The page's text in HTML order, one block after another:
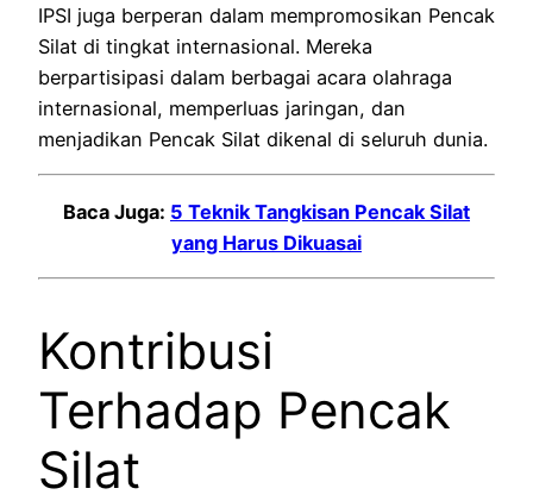
IPSI juga berperan dalam mempromosikan Pencak
Silat di tingkat internasional. Mereka
berpartisipasi dalam berbagai acara olahraga
internasional, memperluas jaringan, dan
menjadikan Pencak Silat dikenal di seluruh dunia.
Baca Juga: 5 Teknik Tangkisan Pencak Silat
yang Harus Dikuasai
Kontribusi
Terhadap Pencak
Silat